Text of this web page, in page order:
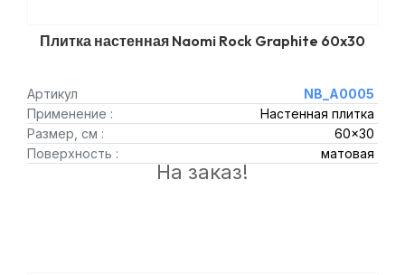
Плитка настенная Naomi Rock Graphite 60x30
Артикул
NB_A0005
Применение :
Настенная плитка
Размер, см :
60x30
Поверхность :
матовая
На заказ!